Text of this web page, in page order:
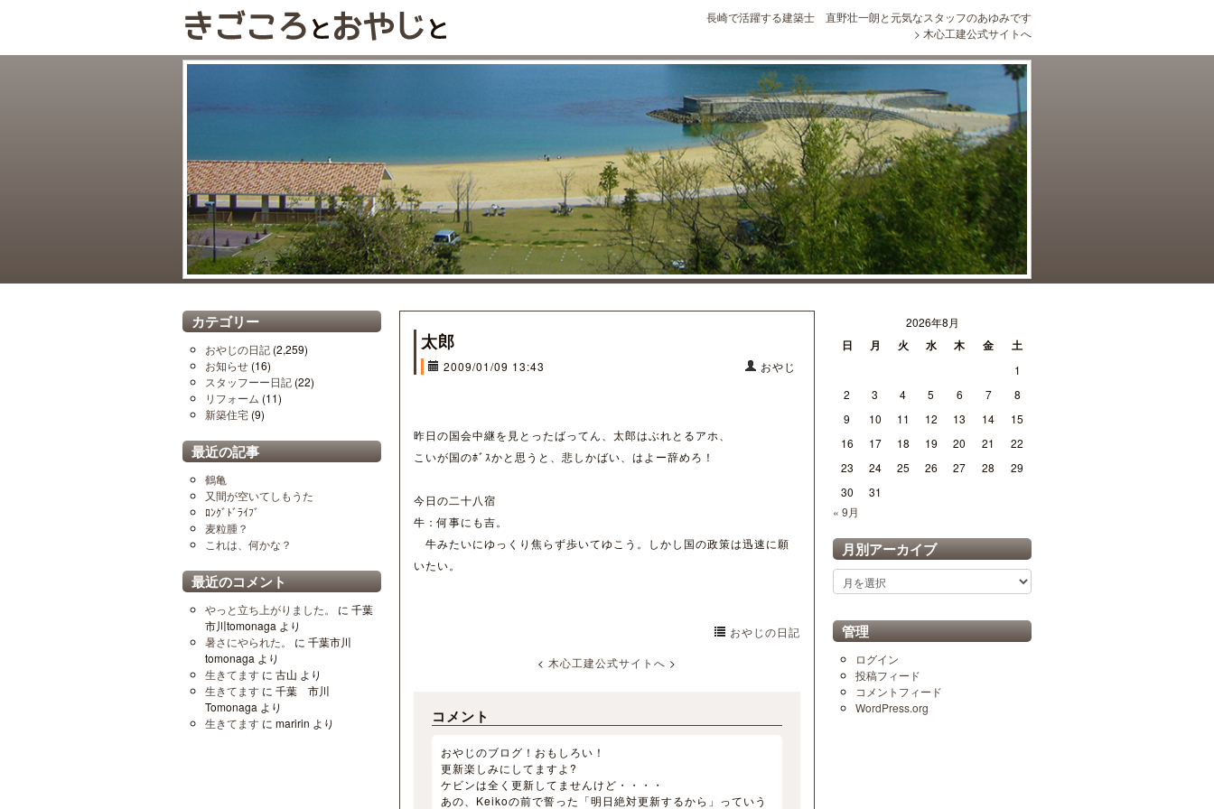
長崎で活躍する建築士 直野壮一朗と元気なスタッフのあゆみです
> 木心工建公式サイトへ
カテゴリー
おやじの日記 (2,259)
お知らせ (16)
スタッフーー日記 (22)
リフォーム (11)
新築住宅 (9)
最近の記事
鶴亀
又間が空いてしもうた
ﾛﾝｸﾞﾄﾞﾗｲﾌﾞ
麦粒腫？
これは、何かな？
最近のコメント
やっと立ち上がりました。 に 千葉
市川tomonaga より
暑さにやられた。
に 千葉市川
tomonaga より
生きてます に 古山 より
生きてます に 千葉 市川
Tomonaga より
生きてます に maririn より
太郎
2009/01/09 13:43 おやじ
昨日の国会中継を見とったばってん、太郎はぶれとるアホ、
こいが国のﾎﾞｽかと思うと、悲しかばい、はよー辞めろ！
今日の二十八宿
牛：何事にも吉。
牛みたいにゆっくり焦らず歩いてゆこう。しかし国の政策は迅速に願
いたい。
おやじの日記
< 木心工建公式サイトへ >
コメント
おやじのブログ！おもしろい！
更新楽しみにしてますよ?
ケビンは全く更新してませんけど・・・・
あの、Keikoの前で誓った「明日絶対更新するから」っていう
2026年8月
日 月 火 水 木 金 土
1
2
3 4 5 6 7
8
9
10 11 12 13 14
15
16
17 18 19 20 21
22
23
24 25 26 27 28
29
30
31
« 9月
月別アーカイブ
月
別
ー
カ
イ
ブ
管理
ログイン
投稿フィード
コメントフィード
WordPress.org